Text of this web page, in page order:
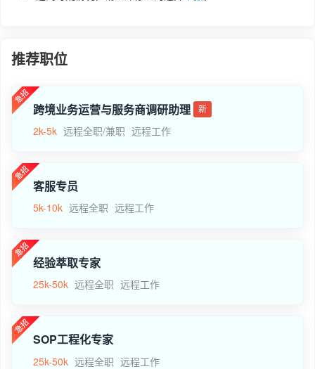
推荐职位
跨境业务运营与服务商调研助理 新
2k-5k 远程全职/兼职 远程工作
客服专员
5k-10k 远程全职 远程工作
经验萃取专家
25k-50k 远程全职 远程工作
SOP工程化专家
25k-50k 远程全职 远程工作